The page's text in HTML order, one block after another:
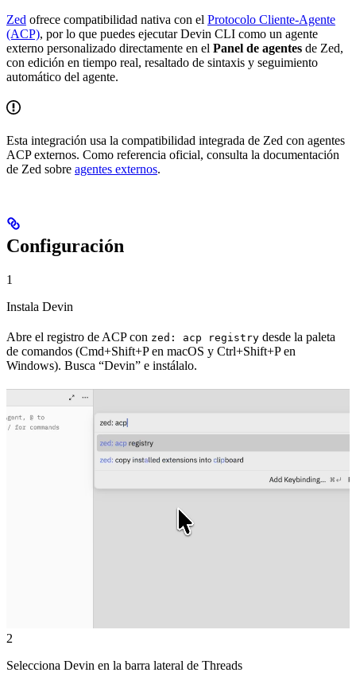
Zed ofrece compatibilidad nativa con el Protocolo Cliente-Agente
(ACP), por lo que puedes ejecutar Devin CLI como un agente
externo personalizado directamente en el Panel de agentes de Zed,
con edición en tiempo real, resaltado de sintaxis y seguimiento
automático del agente.
Esta integración usa la compatibilidad integrada de Zed con agentes
ACP externos. Como referencia oficial, consulta la documentación
de Zed sobre agentes externos.
Configuración
1
Instala Devin
Abre el registro de ACP con zed: acp registry desde la paleta
de comandos (Cmd+Shift+P en macOS y Ctrl+Shift+P en
Windows). Busca “Devin” e instálalo.
2
Selecciona Devin en la barra lateral de Threads